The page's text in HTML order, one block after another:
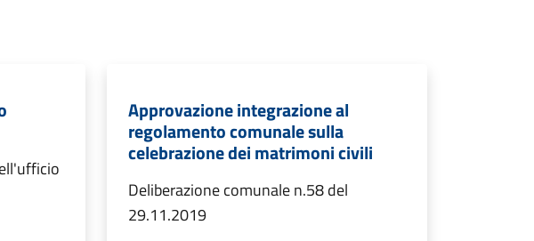
Approvazione integrazione al
regolamento comunale sulla
celebrazione dei matrimoni civili
Deliberazione comunale n.58 del
29.11.2019